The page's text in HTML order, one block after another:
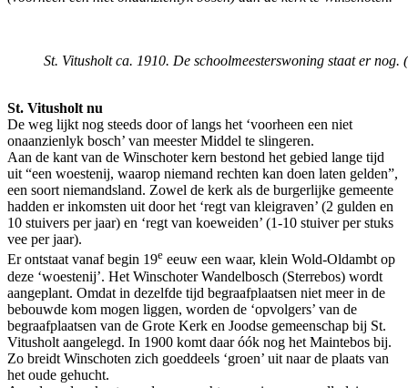
St. Vitusholt ca. 1910. De schoolmeesterswoning staat er nog.
St. Vitusholt nu
De weg lijkt nog steeds door of langs het ‘voorheen een niet
onaanzienlyk bosch’ van meester Middel te slingeren.
Aan de kant van de Winschoter kern bestond het gebied lange tijd
uit “een woestenij, waarop niemand rechten kan doen laten gelden”,
een soort niemandsland. Zowel de kerk als de burgerlijke gemeente
hadden er inkomsten uit door het ‘regt van kleigraven’ (2 gulden en
10 stuivers per jaar) en ‘regt van koeweiden’ (1-10 stuiver per stuks
vee per jaar).
Er ontstaat vanaf begin 19e eeuw een waar, klein Wold-Oldambt op
deze ‘woestenij’. Het Winschoter Wandelbosch (Sterrebos) wordt
aangeplant. Omdat in dezelfde tijd begraafplaatsen niet meer in de
bebouwde kom mogen liggen, worden de ‘opvolgers’ van de
begraafplaatsen van de Grote Kerk en Joodse gemeenschap bij St.
Vitusholt aangelegd. In 1900 komt daar óók nog het Maintebos bij.
Zo breidt Winschoten zich goeddeels ‘groen’ uit naar de plaats van
het oude gehucht.